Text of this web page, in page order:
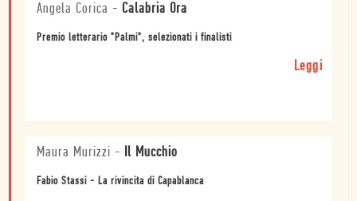
Angela Corica - Calabria Ora
Premio letterario "Palmi", selezionati i finalisti
Leggi
Maura Murizzi - Il Mucchio
Fabio Stassi - La rivincita di Capablanca